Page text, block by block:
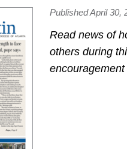
Published April 30,
Read news of
others during